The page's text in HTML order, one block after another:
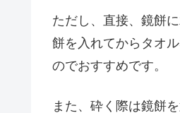
ただし、直接、鏡餅
餅を入れてからタオ
のでおすすめです。
また、砕く際は鏡餅